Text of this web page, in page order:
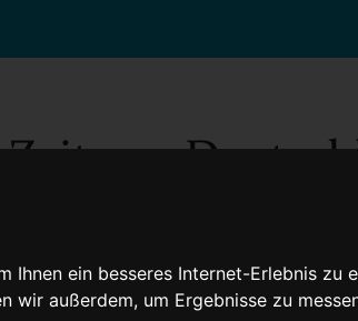
ein besseres Internet-Erlebnis zu
wir außerdem, um Ergebnisse zu